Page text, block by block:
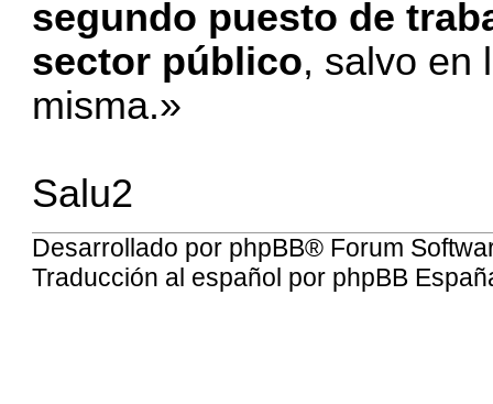
segundo puesto de
sector público, salvo en
misma.»
Salu2
Desarrollado por phpBB® Forum
Traducción al español por phpBB